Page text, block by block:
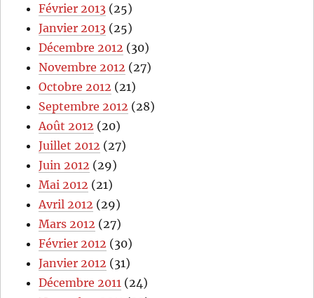
Février 2013 (25)
Janvier 2013 (25)
Décembre 2012 (30)
Novembre 2012 (27)
Octobre 2012 (21)
Septembre 2012 (28)
Août 2012 (20)
Juillet 2012 (27)
Juin 2012 (29)
Mai 2012 (21)
Avril 2012 (29)
Mars 2012 (27)
Février 2012 (30)
Janvier 2012 (31)
Décembre 2011 (24)